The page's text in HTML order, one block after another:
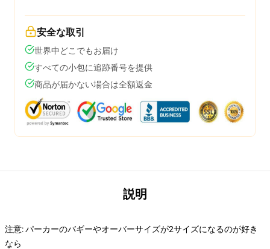
安全な取引
世界中どこでもお届け
すべての小包に追跡番号を提供
商品が届かない場合は全額返金
説明
注意: パーカーのバギーやオーバーサイズが2サイズになるのが好き
なら